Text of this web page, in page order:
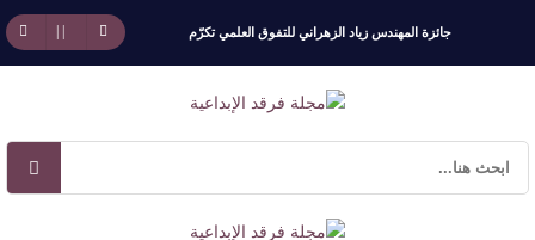
جائزة المهندس زياد الزهراني للتفوق العلمي تكرّم
نخبة من أبناء وبنات الأطاولة
مهرجان الأطاولة التراثي يجمع الشاعر عبدالواحد